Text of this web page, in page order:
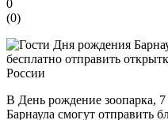
0
(0)
В День рождение зоопарка, 7
Барнаула смогут отправить